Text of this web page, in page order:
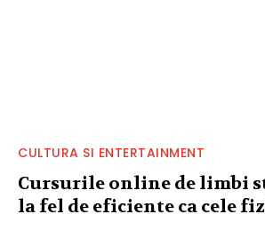
CULTURA SI ENTERTAINMENT
Cursurile online de limbi
la fel de eficiente ca cele